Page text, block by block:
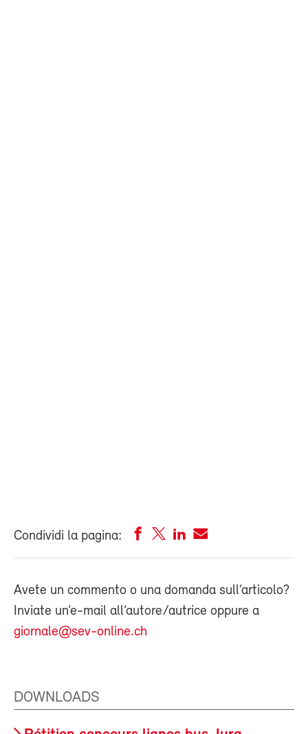
Condividi la pagina:
Avete un commento o una domanda sull’articolo?
Inviate un’e-mail all’autore/autrice oppure a
giornale@sev-online.ch
DOWNLOADS